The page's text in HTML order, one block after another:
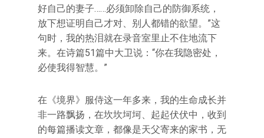
好自己的妻子……必须卸除自己的防御系统，
放下想证明自己才对、别人都错的欲望。”这
句时，我的热泪就在录音室里止不住地流下
来。在诗篇51篇中大卫说：“你在我隐密处，
必使我得智慧。”
在《境界》服侍这一年多来，我的生命成长并
非一路飘扬，在坎坎坷坷、起起伏伏中，收到
的每篇播读文章，都像是天父寄来的家书，无